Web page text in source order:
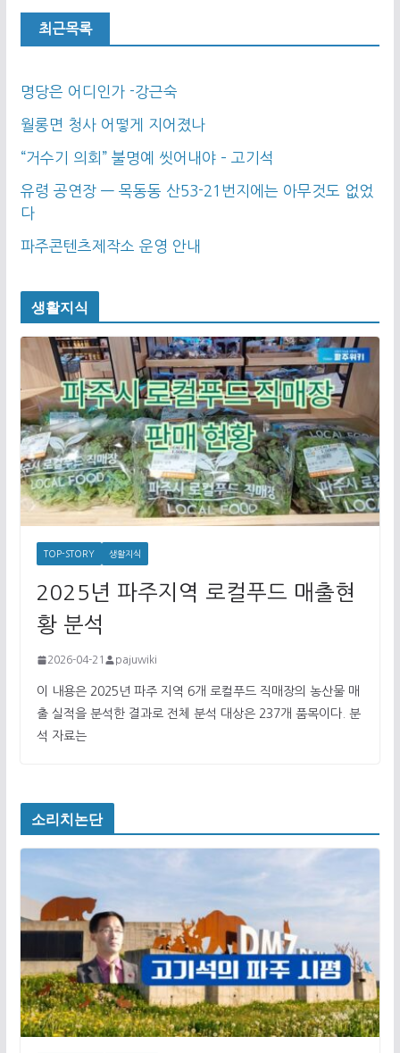
최근목록
명당은 어디인가 -강근숙
월롱면 청사 어떻게 지어졌나
“거수기 의회” 불명예 씻어내야 – 고기석
유령 공연장 — 목동동 산53-21번지에는 아무것도 없었
다
파주콘텐츠제작소 운영 안내
생활지식
TOP-STORY 생활지식
2025년 파주지역 로컬푸드 매출현
황 분석
2026-04-21 pajuwiki
이 내용은 2025년 파주 지역 6개 로컬푸드 직매장의 농산물 매
출 실적을 분석한 결과로 전체 분석 대상은 237개 품목이다. 분
석 자료는
소리치논단